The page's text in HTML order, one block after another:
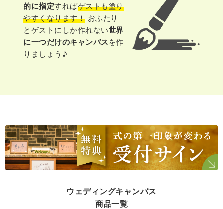
的に指定すればゲストも塗り
やすくなります！ おふたり
とゲストにしか作れない世界
に一つだけのキャンバス を作
りましょう♪
ウェディングキャンバス
商品一覧